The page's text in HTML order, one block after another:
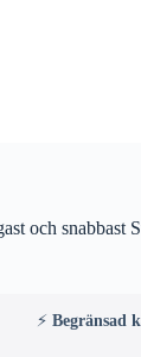
och snabbast
⚡ Begränsad